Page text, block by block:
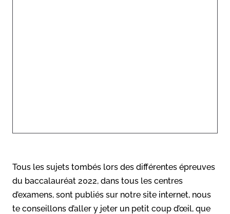
Tous les sujets tombés lors des différentes épreuves
du baccalauréat 2022, dans tous les centres
d’examens, sont publiés sur notre site internet, nous
te conseillons d’aller y jeter un petit coup d’œil, que